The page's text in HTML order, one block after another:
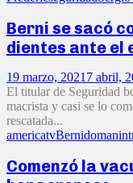
Berni se sacó
dientes ante el
19 marzo, 20217 abril,
El titular de Seguridad
macrista y casi se lo
rescatada...
americatvBernidoman
Comenzó la